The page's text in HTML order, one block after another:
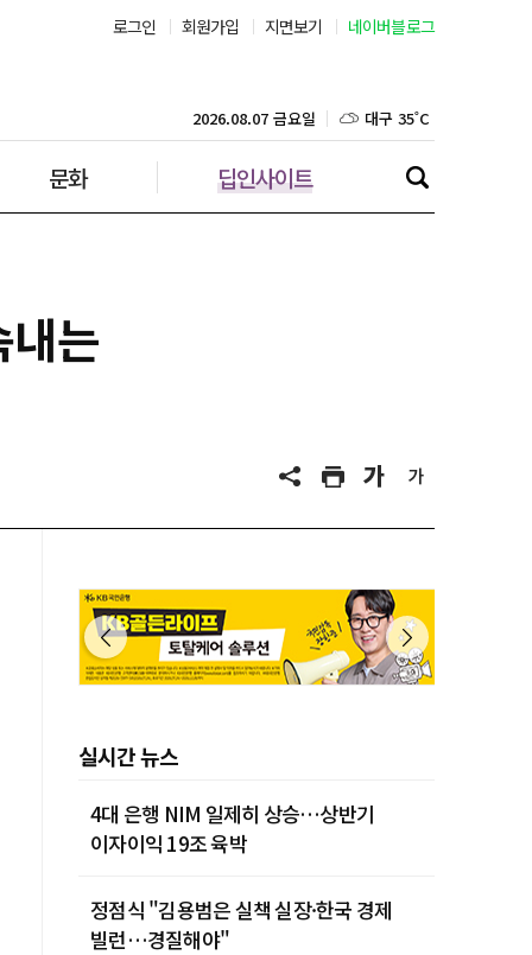
로그인 회원가입 지면보기 네이버블로그
문화 딥인사이트
2026.08.07 금요일 대구 35˚C
인천 32˚C
제주 31˚C
는
실시간 뉴스
4대 은행 NIM 일제히 상승…상반기
이자이익 19조 육박
정점식 "김용범은 실책 실장·한국 경제
빌런…경질해야"